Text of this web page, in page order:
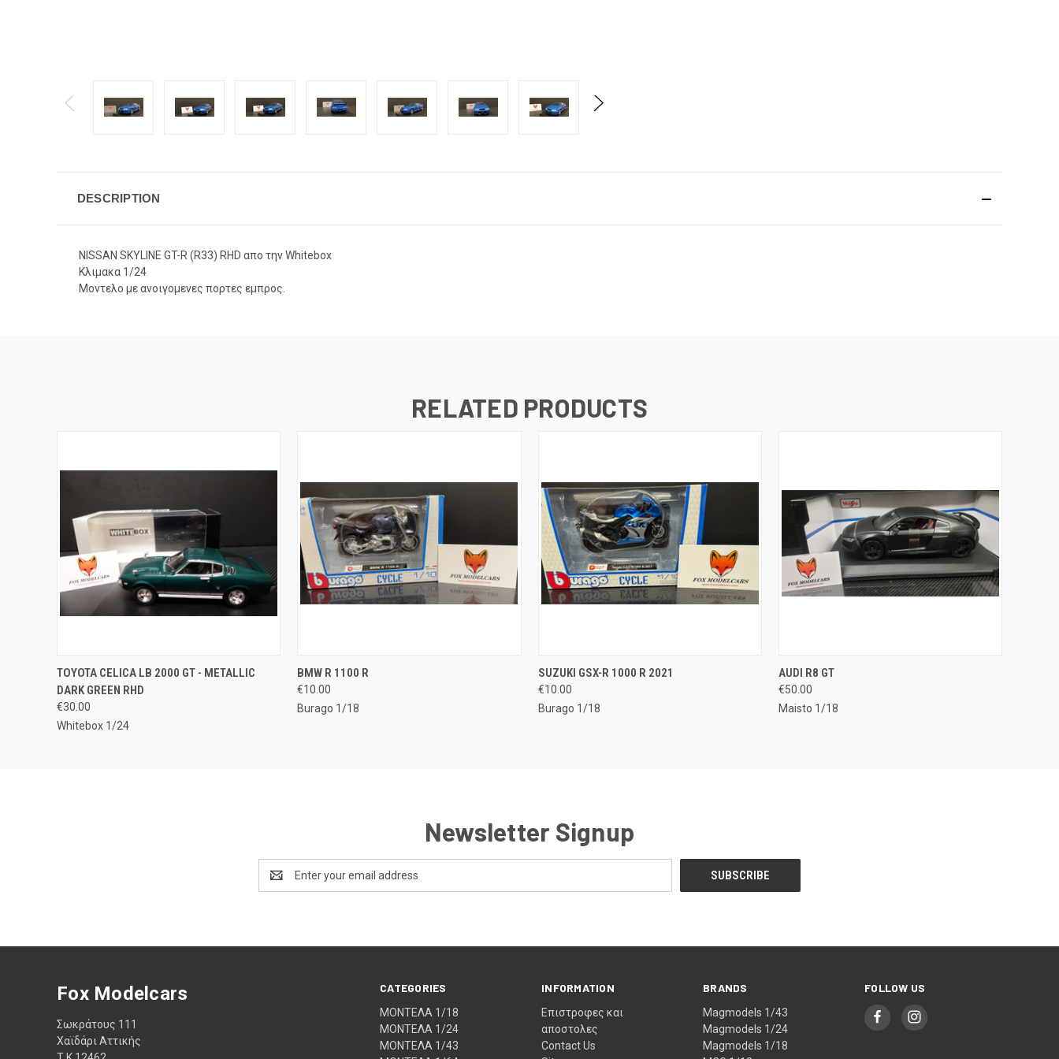
DESCRIPTION
NISSAN SKYLINE GT-R (R33) RHD απο την Whitebox
Κλιμακα 1/24
Μοντελο με ανοιγομενες πορτες εμπρος.
RELATED PRODUCTS
QUICK VIEW ADD TO CART
TOYOTA CELICA LB 2000 GT - METALLIC
DARK GREEN RHD
€30.00
Whitebox 1/24
QUICK VIEW
BMW R 1100 R
€10.00
Burago 1/18
QUICK VIEW
SUZUKI GSX-R 1000 R 2021
€10.00
Burago 1/18
QUICK VIEW
AUDI R8 GT
€50.00
Maisto 1/18
Newsletter Signup
Address
CATEGORIES
ΜΟΝΤΕΛΑ 1/18
ΜΟΝΤΕΛΑ 1/24
ΜΟΝΤΕΛΑ 1/43
INFORMATION
Eπιστροφες και
αποστολες
Contact Us
BRANDS
Magmodels 1/43
Magmodels 1/24
Magmodels 1/18
FOLLOW US
Fox Modelcars
Σωκράτους 111
Χαϊδάρι Αττικής